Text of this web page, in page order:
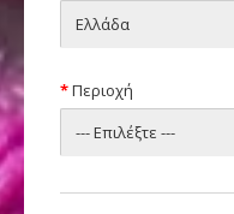
Περιοχή